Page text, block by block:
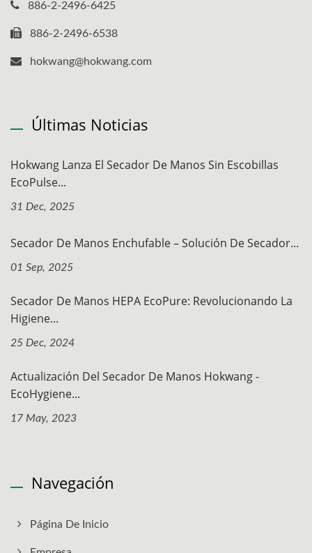
886-2-2496-6425
886-2-2496-6538
hokwang@hokwang.com
Últimas Noticias
Hokwang Lanza El Secador De Manos Sin Escobillas
EcoPulse...
31 Dec, 2025
Secador De Manos Enchufable – Solución De Secador...
01 Sep, 2025
Secador De Manos HEPA EcoPure: Revolucionando La
Higiene...
25 Dec, 2024
Actualización Del Secador De Manos Hokwang -
EcoHygiene...
17 May, 2023
Navegación
Página De Inicio